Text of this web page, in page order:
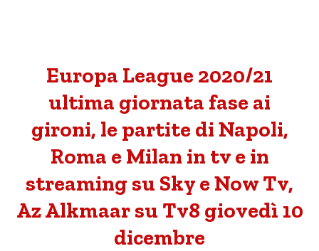
Europa League 2020/21
ultima giornata fase ai
gironi, le partite di Napoli,
Roma e Milan in tv e in
streaming su Sky e Now Tv,
Az Alkmaar su Tv8 giovedì 10
dicembre